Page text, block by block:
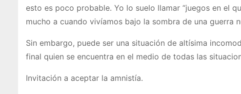
esto es poco probable. Yo lo suelo llamar “juegos en el
mucho a cuando vivíamos bajo la sombra de una guerra
Sin embargo, puede ser una situación de altísima
final quien se encuentra en el medio de todas las
Invitación a aceptar la amnistía.